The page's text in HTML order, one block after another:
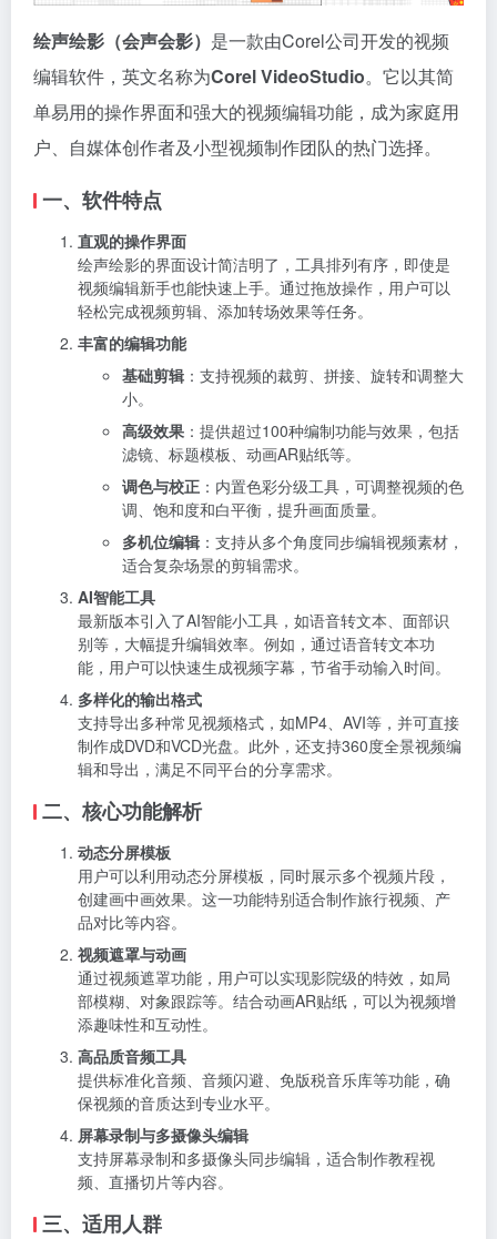
绘声绘影（会声会影） 是一款由Corel公司开发的视频
编辑软件，英文名称为Corel VideoStudio。它以其简
单易用的操作界面和强大的视频编辑功能，成为家庭用
户、自媒体创作者及小型视频制作团队的热门选择。
一、软件特点
直观的操作界面
绘声绘影的界面设计简洁明了，工具排列有序，即使是
视频编辑新手也能快速上手。通过拖放操作，用户可以
轻松完成视频剪辑、添加转场效果等任务。
丰富的编辑功能
基础剪辑 ：支持视频的裁剪、拼接、旋转和调整大
小。
高级效果 ：提供超过100种编制功能与效果，包括
滤镜、标题模板、动画AR贴纸等。
调色与校正 ：内置色彩分级工具，可调整视频的色
调、饱和度和白平衡，提升画面质量。
多机位编辑 ：支持从多个角度同步编辑视频素材，
适合复杂场景的剪辑需求。
AI智能工具
最新版本引入了AI智能小工具，如语音转文本、面部识
别等，大幅提升编辑效率。例如，通过语音转文本功
能，用户可以快速生成视频字幕，节省手动输入时间。
多样化的输出格式
支持导出多种常见视频格式，如MP4、AVI等，并可直接
制作成DVD和VCD光盘。此外，还支持360度全景视频编
辑和导出，满足不同平台的分享需求。
二、核心功能解析
动态分屏模板
用户可以利用动态分屏模板，同时展示多个视频片段，
创建画中画效果。这一功能特别适合制作旅行视频、产
品对比等内容。
视频遮罩与动画
通过视频遮罩功能，用户可以实现影院级的特效，如局
部模糊、对象跟踪等。结合动画AR贴纸，可以为视频增
添趣味性和互动性。
高品质音频工具
提供标准化音频、音频闪避、免版税音乐库等功能，确
保视频的音质达到专业水平。
屏幕录制与多摄像头编辑
支持屏幕录制和多摄像头同步编辑，适合制作教程视
频、直播切片等内容。
三、适用人群